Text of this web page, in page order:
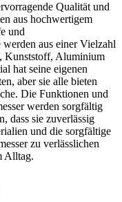
Qualität und
aus hochwertigem
und
aus einer Vielzahl
Kunststoff, Aluminium
hat seine eigenen
aber sie alle bieten
Die Funktionen und
werden sorgfältig
dass sie zuverlässig
und die sorgfältige
zu verlässlichen
Alltag.